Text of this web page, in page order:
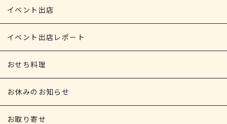
イベント出店
イベント出店レポート
おせち料理
お休みのお知らせ
お取り寄せ